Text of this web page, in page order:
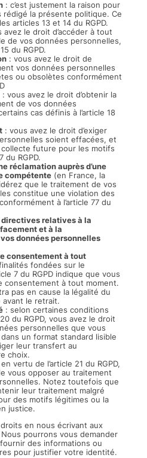
: c’est justement la raison pour
rédigé la présente politique. Ce
articles 13 et 14 du RGPD.
avez le droit d’accéder à tout
de vos données personnelles,
du RGPD.
: vous avez le droit de
vos données personnelles
ou obsolètes conformément
: vous avez le droit d’obtenir la
de vos données
cas définis à l’article 18
: vous avez le droit d’exiger
soient effacées, et
collecte future pour les motifs
du RGPD.
réclamation auprès d’une
compétente (en France, la
que le traitement de vos
constitue une violation des
à l’article 77 du
relatives à la
et à la
données personnelles
consentement à tout
fondées sur le
7 du RGPD indique que vous
consentement à tout moment.
pas en cause la légalité du
le retrait.
: selon certaines conditions
du RGPD, vous avez le droit
personnelles que vous
un format standard lisible
leur transfert au
choix.
en vertu de l’article 21 du RGPD,
vous opposer au traitement
Notez toutefois que
leur traitement malgré
des motifs légitimes ou la
justice.
en nous écrivant aux
pourrons vous demander
des informations ou
pour justifier votre identité.